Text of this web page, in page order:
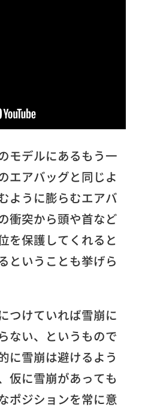
モデルにあるもう一
エアバッグと同じよ
ように膨らむエアバ
衝突から頭や首など
を保護してくれると
ということも挙げら
つけていれば雪崩に
ない、というもので
に雪崩は避けるよう
仮に雪崩があっても
ポジションを常に意